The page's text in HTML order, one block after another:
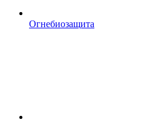
Огнебиозащита